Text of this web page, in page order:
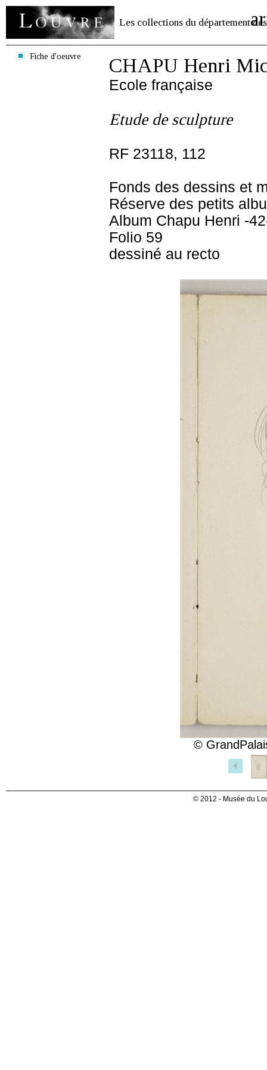
Les collections du département des
Fiche d'oeuvre CHAPU Henri
Ecole française
Etude de sculpture
RF 23118, 112
Fonds des dessins et
Réserve des petits
Album Chapu Henri -
Folio 59
dessiné au recto
©
© 2012 - Musée du